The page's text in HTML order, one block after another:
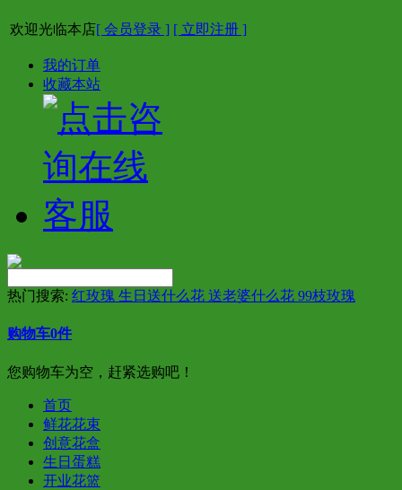
欢迎光临本店[ 会员登录 ] [ 立即注册 ]
我的订单
收藏本站
热门搜索: 红玫瑰 生日送什么花 送老婆什么花 99枝玫瑰
购物车0件
您购物车为空，赶紧选购吧！
首页
鲜花花束
创意花盒
生日蛋糕
开业花篮